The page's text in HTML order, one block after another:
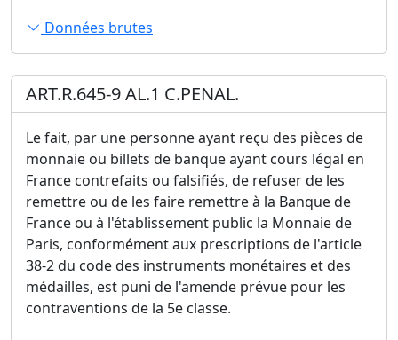
Données brutes
ART.R.645-9 AL.1 C.PENAL.
Le fait, par une personne ayant reçu des pièces de
monnaie ou billets de banque ayant cours légal en
France contrefaits ou falsifiés, de refuser de les
remettre ou de les faire remettre à la Banque de
France ou à l'établissement public la Monnaie de
Paris, conformément aux prescriptions de l'article
38-2 du code des instruments monétaires et des
médailles, est puni de l'amende prévue pour les
contraventions de la 5e classe.